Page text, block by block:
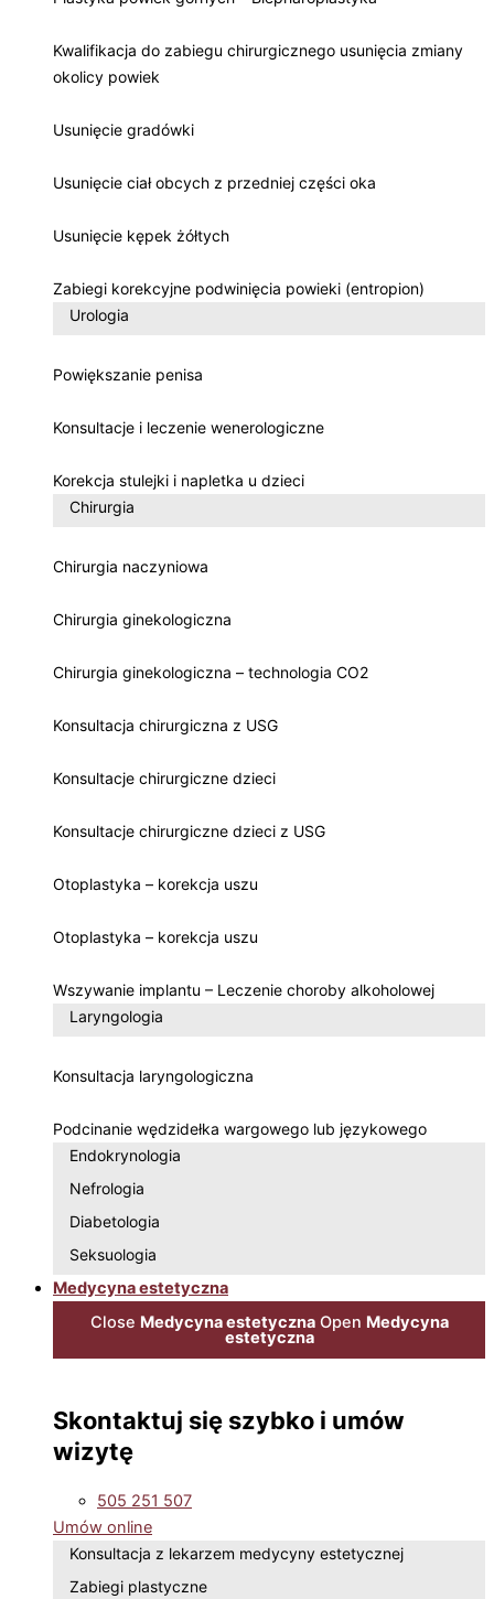
Kwalifikacja do zabiegu chirurgicznego usunięcia zmiany
okolicy powiek
Usunięcie gradówki
Usunięcie ciał obcych z przedniej części oka
Usunięcie kępek żółtych
Zabiegi korekcyjne podwinięcia powieki (entropion)
Urologia
Powiększanie penisa
Konsultacje i leczenie wenerologiczne
Korekcja stulejki i napletka u dzieci
Chirurgia
Chirurgia naczyniowa
Chirurgia ginekologiczna
Chirurgia ginekologiczna – technologia CO2
Konsultacja chirurgiczna z USG
Konsultacje chirurgiczne dzieci
Konsultacje chirurgiczne dzieci z USG
Otoplastyka – korekcja uszu
Otoplastyka – korekcja uszu
Wszywanie implantu – Leczenie choroby alkoholowej
Laryngologia
Konsultacja laryngologiczna
Podcinanie wędzidełka wargowego lub językowego
Endokrynologia
Nefrologia
Diabetologia
Seksuologia
Medycyna estetyczna
Close Medycyna estetyczna Open Medycyna
estetyczna
Skontaktuj się szybko i umów
wizytę
505 251 507
Umów online
Konsultacja z lekarzem medycyny estetycznej
Zabiegi plastyczne